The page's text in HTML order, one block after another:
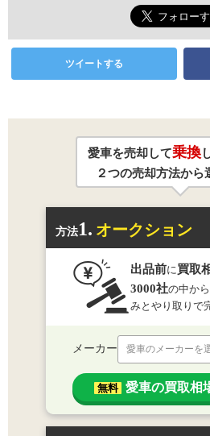
ツイートする
愛車を売却して乗換
２つの売却方法から
方法1. オークション
出品前に 買取
3000社の中から
みとやり取りで
メーカー 愛車のメーカーを
無料 愛車の買取相